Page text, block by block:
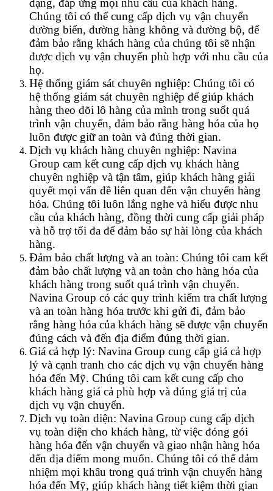
dạng, đáp ứng mọi nhu cầu của khách hàng.
Chúng tôi có thể cung cấp dịch vụ vận chuyển
đường biển, đường hàng không và đường bộ, để
đảm bảo rằng khách hàng của chúng tôi sẽ nhận
được dịch vụ vận chuyển phù hợp với nhu cầu của
họ.
Hệ thống giám sát chuyên nghiệp: Chúng tôi có
hệ thống giám sát chuyên nghiệp để giúp khách
hàng theo dõi lô hàng của mình trong suốt quá
trình vận chuyển, đảm bảo rằng hàng hóa của họ
luôn được giữ an toàn và đúng thời gian.
Dịch vụ khách hàng chuyên nghiệp: Navina
Group cam kết cung cấp dịch vụ khách hàng
chuyên nghiệp và tận tâm, giúp khách hàng giải
quyết mọi vấn đề liên quan đến vận chuyển hàng
hóa. Chúng tôi luôn lắng nghe và hiểu được nhu
cầu của khách hàng, đồng thời cung cấp giải pháp
và hỗ trợ tối đa để đảm bảo sự hài lòng của khách
hàng.
Đảm bảo chất lượng và an toàn: Chúng tôi cam kết
đảm bảo chất lượng và an toàn cho hàng hóa của
khách hàng trong suốt quá trình vận chuyển.
Navina Group có các quy trình kiểm tra chất lượng
và an toàn hàng hóa trước khi gửi đi, đảm bảo
rằng hàng hóa của khách hàng sẽ được vận chuyển
đúng cách và đến địa điểm đúng thời gian.
Giá cả hợp lý: Navina Group cung cấp giá cả hợp
lý và cạnh tranh cho các dịch vụ vận chuyển hàng
hóa đến Mỹ. Chúng tôi cam kết cung cấp cho
khách hàng giá cả phù hợp và đúng giá trị của
dịch vụ vận chuyển.
Dịch vụ toàn diện: Navina Group cung cấp dịch
vụ toàn diện cho khách hàng, từ việc đóng gói
hàng hóa đến vận chuyển và giao nhận hàng hóa
đến địa điểm mong muốn. Chúng tôi có thể đảm
nhiệm mọi khâu trong quá trình vận chuyển hàng
hóa đến Mỹ, giúp khách hàng tiết kiệm thời gian